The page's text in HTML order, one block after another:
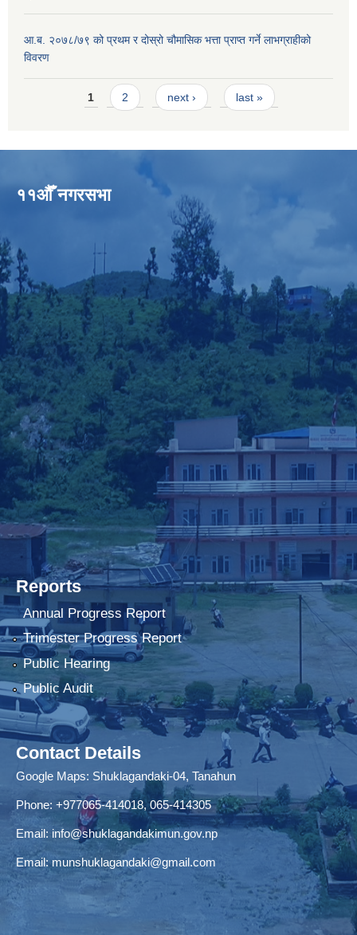
आ.ब. २०७८/७९ को प्रथम र दोस्रो चौमासिक भत्ता प्राप्त गर्ने लाभग्राहीको
विवरण
Pages1 2 next › last »
११औँ नगरसभा
Reports
Annual Progress Report
Trimester Progress Report
Public Hearing
Public Audit
Contact Details
Google Maps: Shuklagandaki-04, Tanahun
Phone: +977065-414018,065-414305
Email: info@shuklagandakimun.gov.np
Email:munshuklagandaki@gmail.com